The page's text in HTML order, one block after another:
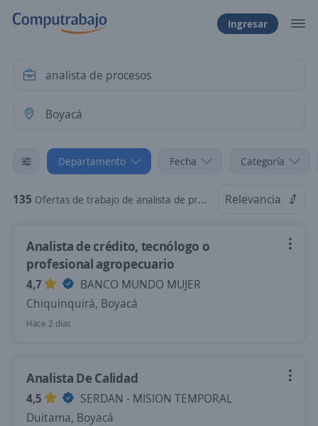
Ingresar
Departamento Fecha Categoría
135 Ofertas de trabajo de analista de procesos en Boyacá Relevancia
Analista de crédito, tecnólogo o
profesional agropecuario
4,7
BANCO MUNDO MUJER
Chiquinquirá, Boyacá
Hace 2 días
Analista De Calidad
4,5
SERDAN - MISION TEMPORAL
Duitama, Boyacá